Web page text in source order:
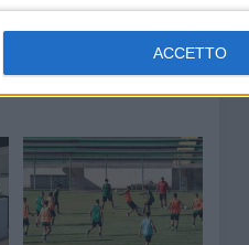
ACCETTO